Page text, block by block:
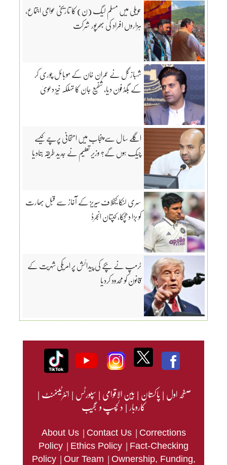
حویلی میں مسلم لیگ (ن) کا تاریخی عوامی اجتماع،
ہزاروں افراد کی بھرپور شرکت
شہباز گل نے عمران خان کے موبائل چوری کر
کے بگڈ فون دیا، شفیع جان کا تہلکہ خیز دعویٰ
اگلے سال سے پنجاب میں امتحانی پرچے کیسے
چیک ہوں گے؟ وزیر تعلیم نے جدید طریقہ بتادیا
سری لنکا کیخلاف سیریز کے آغاز سے قبل بھارت
کو بڑا دھچکا، کپتان انجرڈ
ٹرمپ نے بچے کی پیدائش پر امریکی شہریت کے
قانون کو محدود کردیا
صفحہ اول|پاکستان|بین الاقوامی|سپورٹس|انٹرٹینمنٹ|
کاروبار|دلچسپ و عجیب
About Us | Contact Us | Corrections
Policy | Ethics Policy | Fact-Checking
Policy | Our Team | Ownership, Funding,